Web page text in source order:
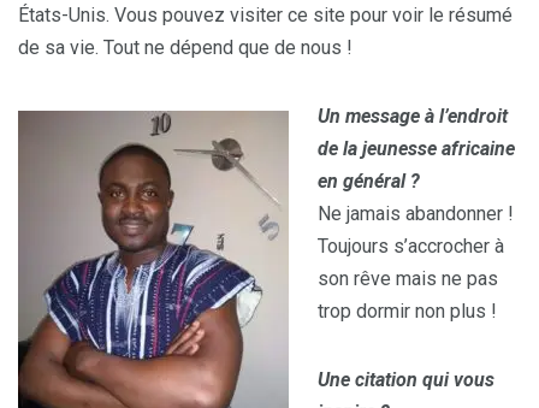
États-Unis. Vous pouvez visiter ce site pour voir le résumé
de sa vie. Tout ne dépend que de nous !
Un message à l’endroit
de la jeunesse africaine
en général ?
Ne jamais abandonner !
Toujours s’accrocher à
son rêve mais ne pas
trop dormir non plus !
Une citation qui vous